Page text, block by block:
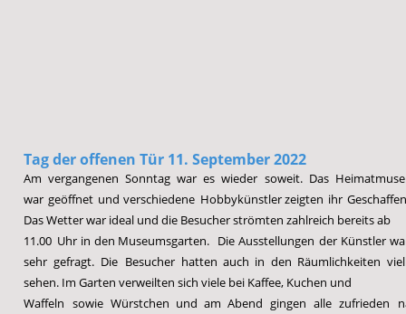
Tag der offenen Tür 11. September 2022
Am vergangenen Sonntag war es wieder soweit. Das
war geöffnet und verschiedene Hobbykünstlerzeigten ihr
Das Wetter war ideal und die Besucher strömten zahlreich bereits ab
11.00 Uhr in den Museumsgarten. Die Ausstellungen der Künstler
sehr gefragt. Die Besucher hatten auch in den Räumlichkeiten viel
sehen. Im Garten verweilten sich viele bei Kaffee, Kuchen und
Waffeln sowie Würstchen und am Abend gingen alle zufrieden